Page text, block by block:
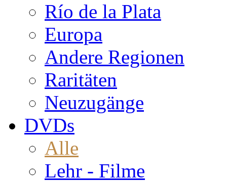
Río de la Plata
Europa
Andere Regionen
Raritäten
Neuzugänge
DVDs
Alle
Lehr - Filme